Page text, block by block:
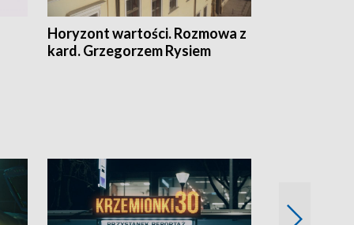
Horyzont wartości. Rozmowa z
kard. Grzegorzem Rysiem